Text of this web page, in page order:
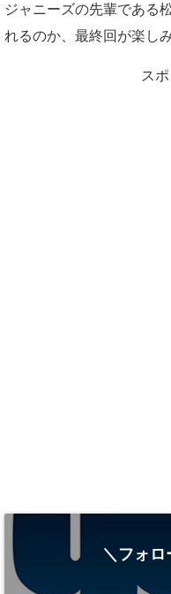
ジャニーズの先輩である
れるのか、最終回が楽し
ス
＼フォロ